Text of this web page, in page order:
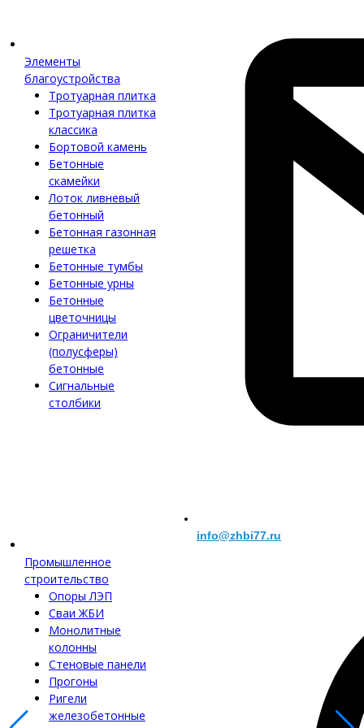
Элементы
благоустройства
Тротуарная плитка
Тротуарная плитка
классика
Бортовой камень
Бетонные
скамейки
Лоток ливневый
бетонный
Бетонная газонная
решетка
Бетонные тумбы
Бетонные урны
Бетонные
цветочницы
Ограничители
(полусферы)
бетонные
Сигнальные
столбики
Промышленное
строительство
Опоры ЛЭП
Сваи ЖБИ
Монолитные
колонны
Стеновые панели
Прогоны
Ригели
железобетонные
info@zhbi77.ru